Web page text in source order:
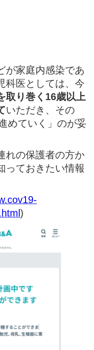
が家庭内感染であ
科医としては、今
取り巻く16歳以上
いただき、その
めていく」のが妥
れの保護者の方か
っておきたい情報
)